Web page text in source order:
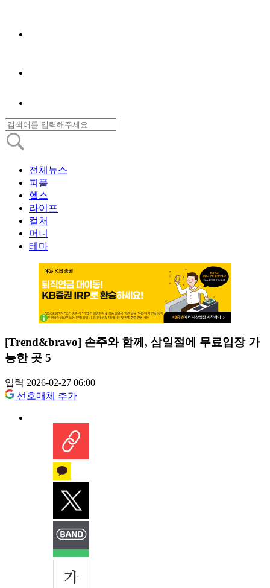
전체뉴스
피플
헬스
라이프
컬처
머니
테마
[Trend&bravo] 손주와 함께, 삼일절에 무료입장 가
능한 곳 5
입력 2026-02-27 06:00
선호매체 추가